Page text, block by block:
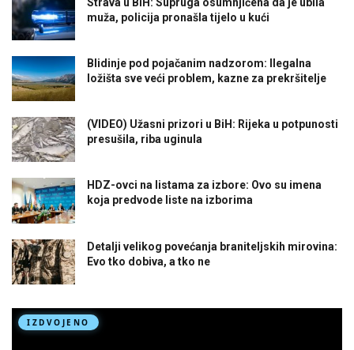
muža, policija pronašla tijelo u kući
Blidinje pod pojačanim nadzorom: Ilegalna
ložišta sve veći problem, kazne za prekršitelje
(VIDEO) Užasni prizori u BiH: Rijeka u potpunosti
presušila, riba uginula
HDZ-ovci na listama za izbore: Ovo su imena
koja predvode liste na izborima
Detalji velikog povećanja braniteljskih mirovina:
Evo tko dobiva, a tko ne